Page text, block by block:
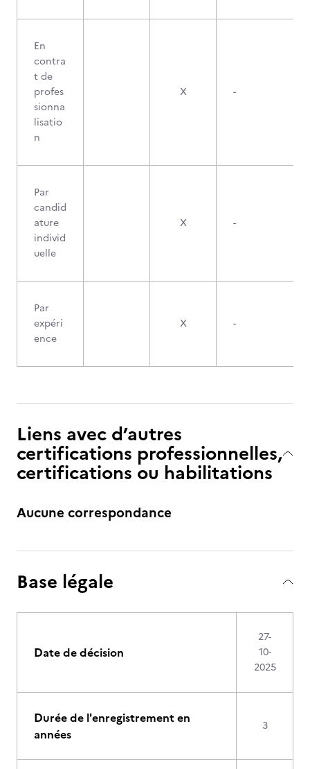
En
contra
t de
profes
sionna
lisatio
n
X -
Par
candid
ature
individ
uelle
X -
Par
expéri
ence
X -
Liens avec d’autres
certifications professionnelles,
certifications ou habilitations
Aucune correspondance
Base légale
Date de décision
27-
10-
2025
Durée de l'enregistrement en
années
3